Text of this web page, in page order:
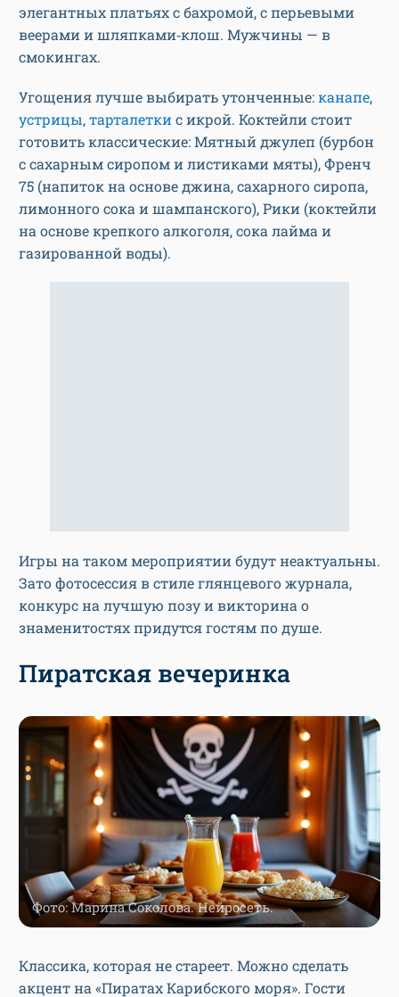
элегантных платьях с бахромой, с перьевыми
веерами и шляпками‑клош. Мужчины — в
смокингах.
Угощения лучше выбирать утонченные:канапе,
устрицы,тарталетки с икрой. Коктейли стоит
готовить классические: Мятный джулеп (бурбон
с сахарным сиропом и листиками мяты), Френч
75 (напиток на основе джина, сахарного сиропа,
лимонного сока и шампанского), Рики (коктейли
на основе крепкого алкоголя, сока лайма и
газированной воды).
Игры на таком мероприятии будут неактуальны.
Зато фотосессия в стиле глянцевого журнала,
конкурс на лучшую позу и викторина о
знаменитостях придутся гостям по душе.
Пиратская вечеринка
Фото: Марина Соколова. Нейросеть.
Классика, которая не стареет. Можно сделать
акцент на «Пиратах Карибского моря». Гости